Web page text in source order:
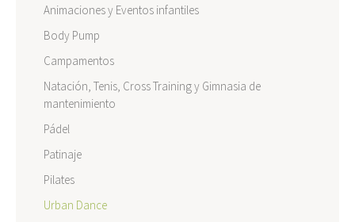
Animaciones y Eventos infantiles
Body Pump
Campamentos
Natación, Tenis, Cross Training y Gimnasia de
mantenimiento
Pádel
Patinaje
Pilates
Urban Dance